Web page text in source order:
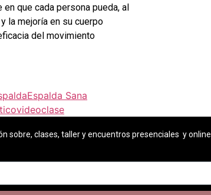
que cada persona pueda, al
la mejoría en su cuerpo
del movimiento
Espalda Sana
videoclase
sobre, clases, taller y encuentros presenciales y online